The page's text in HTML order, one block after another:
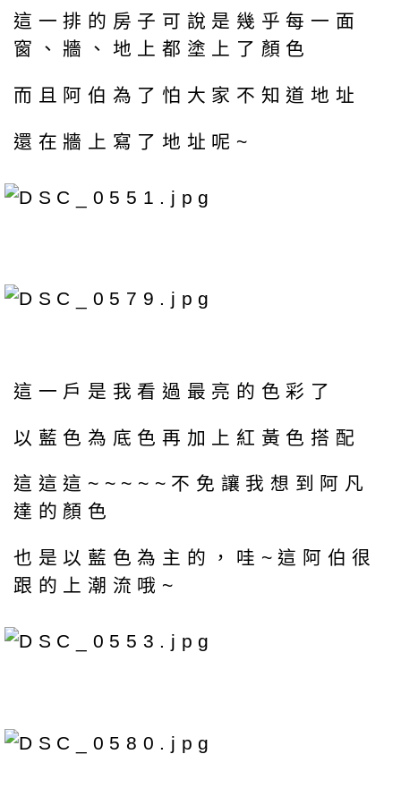
這一排的房子可說是幾乎每一面
窗、牆、地上都塗上了顏色
而且阿伯為了怕大家不知道地址
還在牆上寫了地址呢~
這一戶是我看過最亮的色彩了
以藍色為底色再加上紅黃色搭配
這這這~~~~~不免讓我想到阿凡
達的顏色
也是以藍色為主的，哇~這阿伯很
跟的上潮流哦~